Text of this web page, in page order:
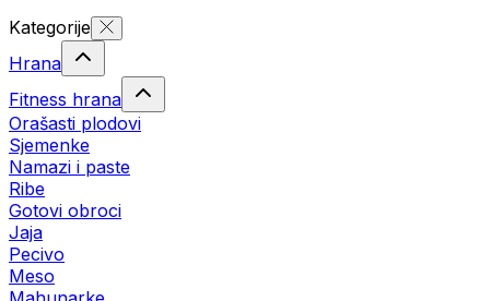
Kategorije
Hrana
Fitness hrana
Orašasti plodovi
Sjemenke
Namazi i paste
Ribe
Gotovi obroci
Jaja
Pecivo
Meso